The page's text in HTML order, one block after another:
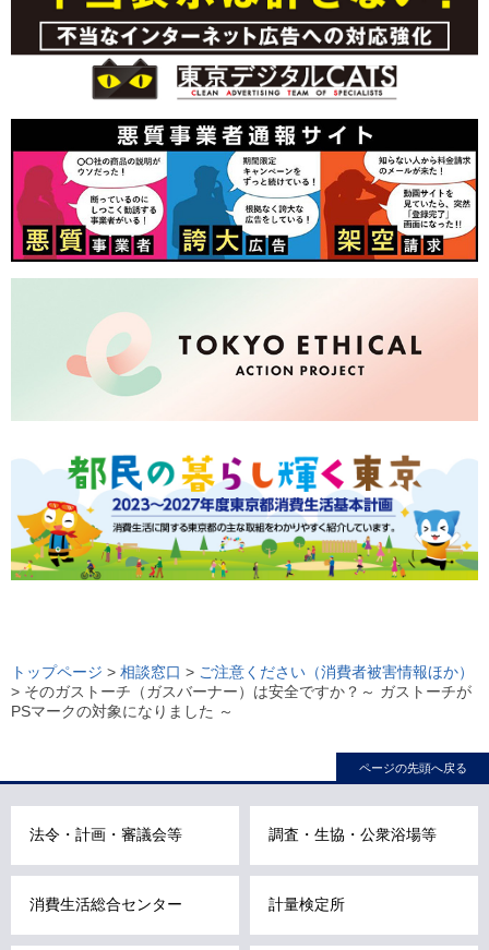
ー
カ
ビ
こ
ま
トップページ > 相談窓口 > ご注意ください（消費者被害情報ほか）
> そのガストーチ（ガスバーナー）は安全ですか？～ ガストーチが
PSマークの対象になりました ～
ページの先頭へ戻る
法令・計画・審議会等 調査・生協・公衆浴場等
消費生活総合センター 計量検定所